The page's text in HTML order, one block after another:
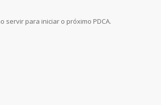
para iniciar o próximo PDCA.